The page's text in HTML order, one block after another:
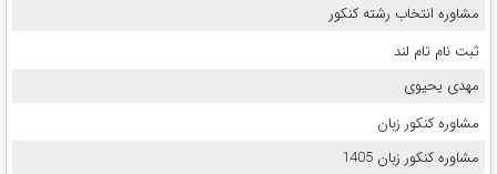
مشاوره انتخاب رشته کنکور
ثبت نام تام لند
مهدی یحیوی
مشاوره کنکور زبان
مشاوره کنکور زبان 1405